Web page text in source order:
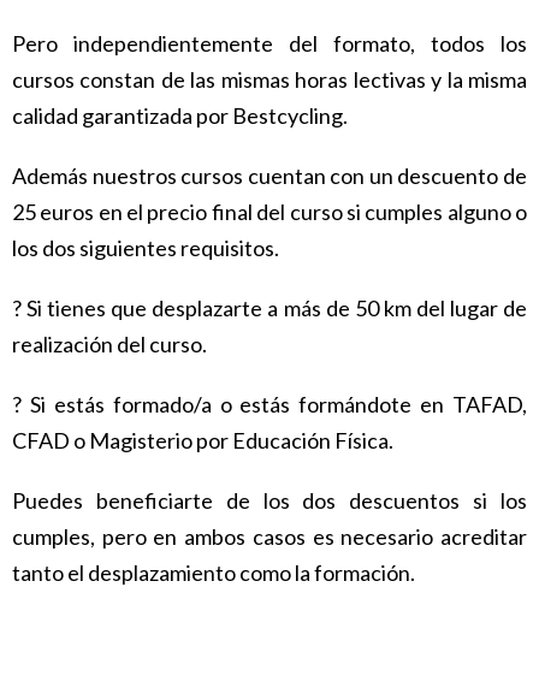
Pero independientemente del formato, todos los
cursos constan de las mismas horas lectivas y la misma
calidad garantizada por Bestcycling.
Además nuestros cursos cuentan con un descuento de
25 euros en el precio final del curso si cumples alguno o
los dos siguientes requisitos.
? Si tienes que desplazarte a más de 50 km del lugar de
realización del curso.
? Si estás formado/a o estás formándote en TAFAD,
CFAD o Magisterio por Educación Física.
Puedes beneficiarte de los dos descuentos si los
cumples, pero en ambos casos es necesario acreditar
tanto el desplazamiento como la formación.